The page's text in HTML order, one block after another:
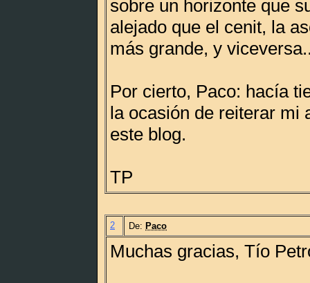
sobre un horizonte que
alejado que el cenit, la
más grande, y
Por cierto, Paco: hacía
la ocasión de reiterar mi
este blog.
TP
2 De: Paco
Muchas gracias, Tío